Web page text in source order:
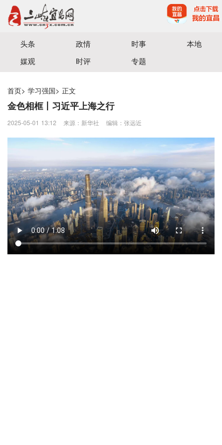
宜昌三峡融媒体中心主办
头条 政情 时事
本地
媒观
时评 专题
首页> 学习强国> 正文
金色相框丨习近平上海之行
2025-05-01 13:12 来源：新华社 编辑：张远近